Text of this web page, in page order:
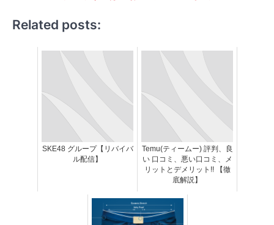
Related posts:
SKE48 グループ【リバイバ
ル配信】
Temu(ティームー) 評判、良
い 口コミ、悪い口コミ、メ
リットとデメリット!! 【徹
底解説】